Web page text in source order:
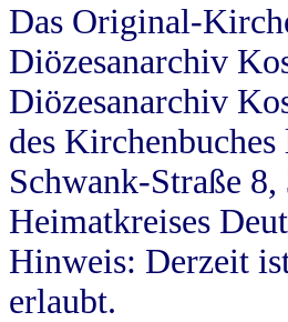
Das Original-
Diözesanarchiv
Diözesanarchiv
des
Schwank-Straße
Heimatkreises
Hinweis: Derzeit
erlaubt.